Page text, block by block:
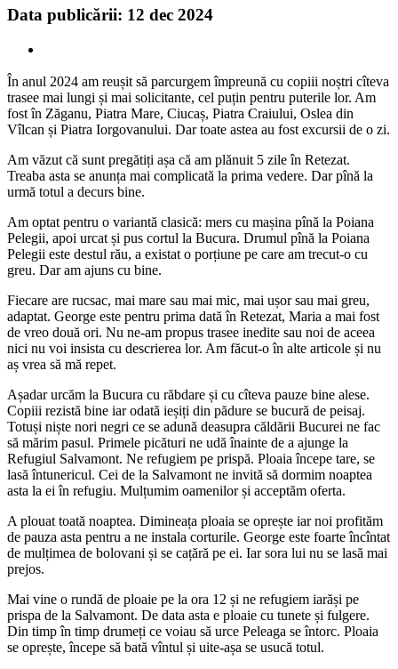
Data publicării: 12 dec 2024
În anul 2024 am reușit să parcurgem împreună cu copiii noștri cîteva
trasee mai lungi și mai solicitante, cel puțin pentru puterile lor. Am
fost în Zăganu, Piatra Mare, Ciucaș, Piatra Craiului, Oslea din
Vîlcan și Piatra Iorgovanului. Dar toate astea au fost excursii de o zi.
Am văzut că sunt pregătiți așa că am plănuit 5 zile în Retezat.
Treaba asta se anunța mai complicată la prima vedere. Dar pînă la
urmă totul a decurs bine.
Am optat pentru o variantă clasică: mers cu mașina pînă la Poiana
Pelegii, apoi urcat și pus cortul la Bucura. Drumul pînă la Poiana
Pelegii este destul rău, a existat o porțiune pe care am trecut-o cu
greu. Dar am ajuns cu bine.
Fiecare are rucsac, mai mare sau mai mic, mai ușor sau mai greu,
adaptat. George este pentru prima dată în Retezat, Maria a mai fost
de vreo două ori. Nu ne-am propus trasee inedite sau noi de aceea
nici nu voi insista cu descrierea lor. Am făcut-o în alte articole și nu
aș vrea să mă repet.
Așadar urcăm la Bucura cu răbdare și cu cîteva pauze bine alese.
Copiii rezistă bine iar odată ieșiți din pădure se bucură de peisaj.
Totuși niște nori negri ce se adună deasupra căldării Bucurei ne fac
să mărim pasul. Primele picături ne udă înainte de a ajunge la
Refugiul Salvamont. Ne refugiem pe prispă. Ploaia începe tare, se
lasă întunericul. Cei de la Salvamont ne invită să dormim noaptea
asta la ei în refugiu. Mulțumim oamenilor și acceptăm oferta.
A plouat toată noaptea. Dimineața ploaia se oprește iar noi profităm
de pauza asta pentru a ne instala corturile. George este foarte încîntat
de mulțimea de bolovani și se cațără pe ei. Iar sora lui nu se lasă mai
prejos.
Mai vine o rundă de ploaie pe la ora 12 și ne refugiem iarăși pe
prispa de la Salvamont. De data asta e ploaie cu tunete și fulgere.
Din timp în timp drumeți ce voiau să urce Peleaga se întorc. Ploaia
se oprește, începe să bată vîntul și uite-așa se usucă totul.